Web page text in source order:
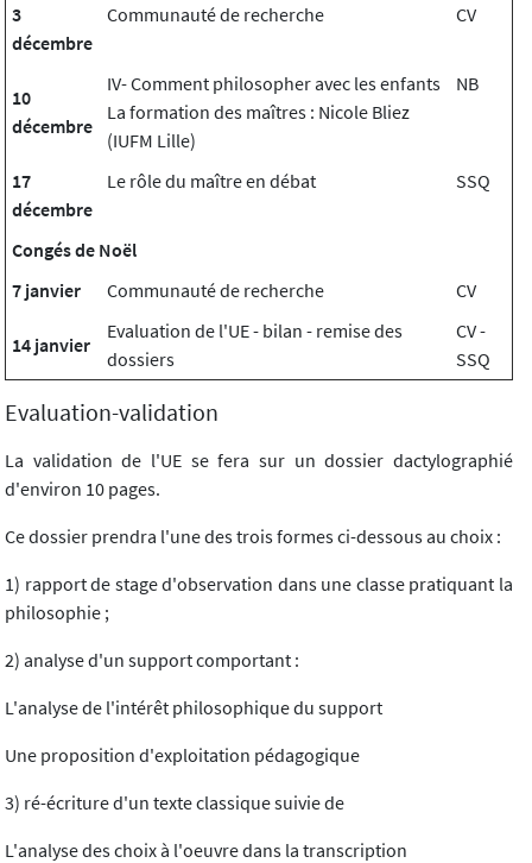
3
décembre
Communauté de recherche CV
10
décembre
IV- Comment philosopher avec les enfants
La formation des maîtres : Nicole Bliez
(IUFM Lille)
NB
17
décembre
Le rôle du maître en débat SSQ
Congés de Noël
7 janvier
Communauté de recherche CV
14 janvier
Evaluation de l'UE - bilan - remise des
dossiers
CV -
SSQ
Evaluation-validation
La validation de l'UE se fera sur un dossier dactylographié
d'environ 10 pages.
Ce dossier prendra l'une des trois formes ci-dessous au choix :
1) rapport de stage d'observation dans une classe pratiquant la
philosophie ;
2) analyse d'un support comportant :
L'analyse de l'intérêt philosophique du support
Une proposition d'exploitation pédagogique
3) ré-écriture d'un texte classique suivie de
L'analyse des choix à l'oeuvre dans la transcription